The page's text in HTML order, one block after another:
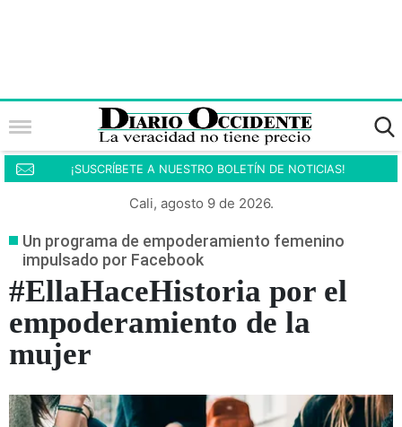
¡SUSCRÍBETE A NUESTRO BOLETÍN DE NOTICIAS!
Cali, agosto 9 de 2026.
Un programa de empoderamiento femenino
impulsado por Facebook
#EllaHaceHistoria por el
empoderamiento de la
mujer